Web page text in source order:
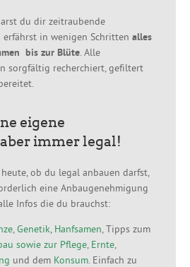
du dir zeitraubende
erfährst in wenigen Schritten alles
bis zur Blüte . Alle
sorgfältig recherchiert, gefiltert
eigene
immer legal!
ob du legal anbauen darfst,
eine Anbaugenehmigung
Infos die du brauchst:
Genetik Hanfsamen , Tipps zum
sowie zur Pflege Ernte,
und dem Konsum . Einfach zu